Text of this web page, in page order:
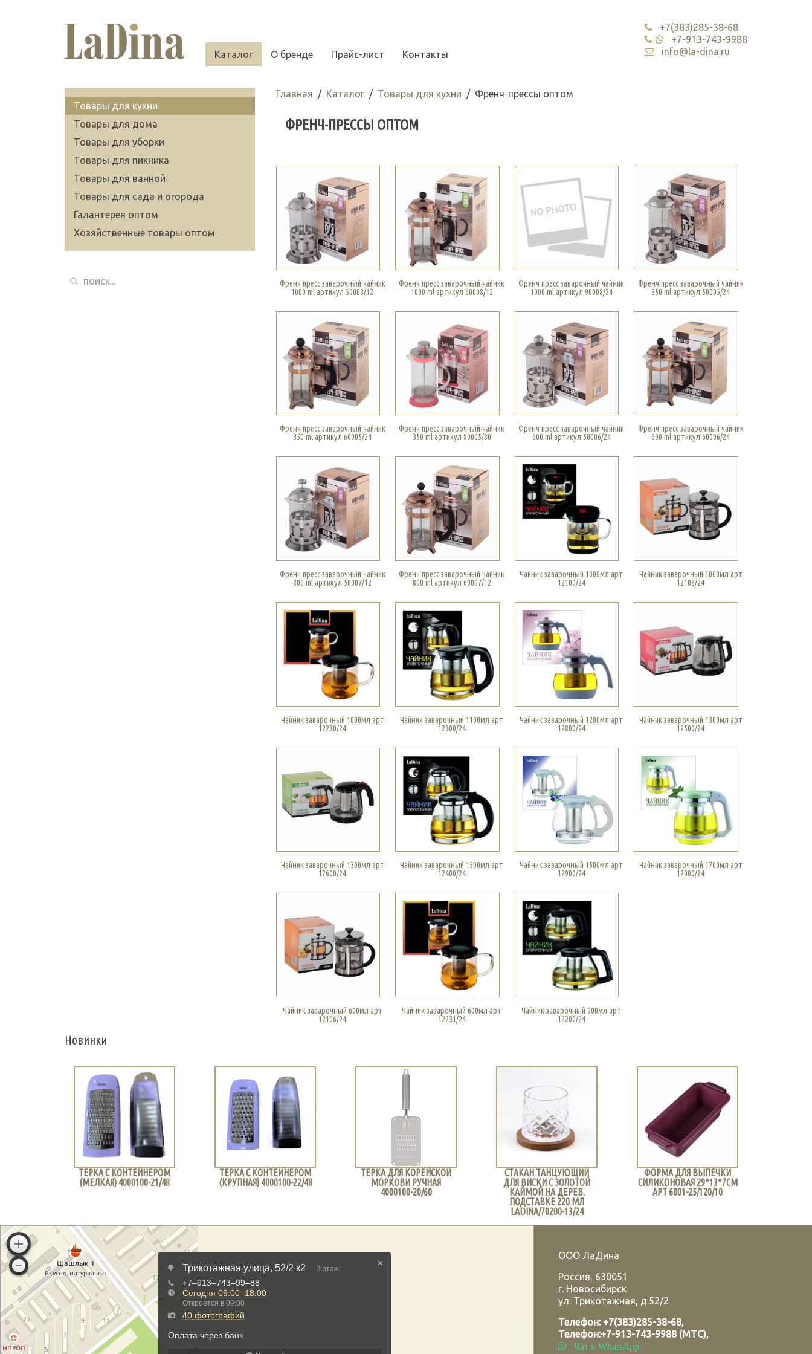
Каталог О бренде Прайс-лист Контакты
+7(383)285-38-68
+7-913-743-9988
info@la-dina.ru
Главная Каталог Товары для кухни Френч-прессы оптом
ФРЕНЧ-ПРЕССЫ ОПТОМ
Френч пресс заварочный чайник
1000 ml артикул 50008/12
Френч пресс заварочный чайник
1000 ml артикул 60008/12
Френч пресс заварочный чайник
1000 ml артикул 90008/24
Френч пресс заварочный чайник
350 ml артикул 50005/24
Френч пресс заварочный чайник
350 ml артикул 60005/24
Френч пресс заварочный чайник
350 ml артикул 80005/30
Френч пресс заварочный чайник
600 ml артикул 50006/24
Френч пресс заварочный чайник
600 ml артикул 60006/24
Френч пресс заварочный чайник
800 ml артикул 50007/12
Френч пресс заварочный чайник
800 ml артикул 60007/12
Чайник заварочный 1000мл арт
12100/24
Чайник заварочный 1000мл арт
12108/24
Чайник заварочный 1000мл арт
12230/24
Чайник заварочный 1100мл арт
12300/24
Чайник заварочный 1200мл арт
12800/24
Чайник заварочный 1300мл арт
12500/24
Чайник заварочный 1300мл арт
12600/24
Чайник заварочный 1500мл арт
12400/24
Чайник заварочный 1500мл арт
12900/24
Чайник заварочный 1700мл арт
12000/24
Чайник заварочный 600мл арт
12106/24
Чайник заварочный 600мл арт
12231/24
Чайник заварочный 900мл арт
12200/24
Товары для кухни
Товары для дома
Товары для уборки
Товары для пикника
Товары для ванной
Товары для сада и огорода
Галантерея оптом
Хозяйственные товары оптом
Новинки
ТЕРКА С КОНТЕЙНЕРОМ
(МЕЛКАЯ) 4000100-21/48
ТЕРКА С КОНТЕЙНЕРОМ
(КРУПНАЯ) 4000100-22/48
ТЕРКА ДЛЯ КОРЕЙСКОЙ
МОРКОВИ РУЧНАЯ
СТАКАН ТАНЦУЮЩИЙ
ДЛЯ ВИСКИ С ЗОЛОТОЙ
КАЙМОЙ НА ДЕРЕВ.
ПОДСТАВКЕ 220 МЛ
LADINA/70200-13/24
ФОРМА ДЛЯ ВЫПЕЧКИ
СИЛИКОНОВАЯ 29*13*7СМ
АРТ 6001-25/120/10
ФОРМА ДЛЯ ВЫПЕЧКИ
СИЛИКОНОВАЯ 6 ЯЧЕЕК
25*18*3 СМ 6001-02/200/10
ООО ЛаДина
Россия, 630051
г. Новосибирск
ул. Трикотажная, д.52/2
Телефон: +7(383)285-38-68,
Телефон:+7-913-743-9988 (МТС),
Чат в WhatsApp